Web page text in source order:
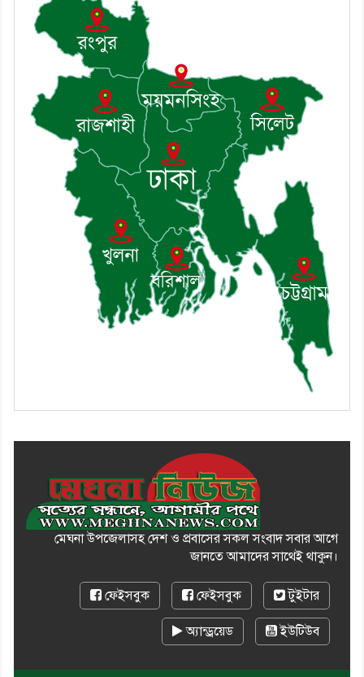
৮। মেঘনায় আইন-শৃঙ্খলা কমিটির
মাসিক সভা অনুষ্ঠিত
৯। জাতীয় নেতা ড. খন্দকার
মোশাররফ হোসেনের মূল্যায়ন কোথায়
এবং একটি বিশ্লেষণ
১০। দাউদকান্দিতে ইউপি সদস্যকে
মারধরের চেষ্টা ও প্রাণনাশের হুমকির
অভিযোগ
মেঘনা উপজেলাসহ দেশ ও প্রবাসের সকল সংবাদ সবার আগে
জানতে আমাদের সাথেই থাকুন।
ফেইসবুক ফেইসবুক টুইটার
অ্যান্ড্রয়েড ইউটিউব